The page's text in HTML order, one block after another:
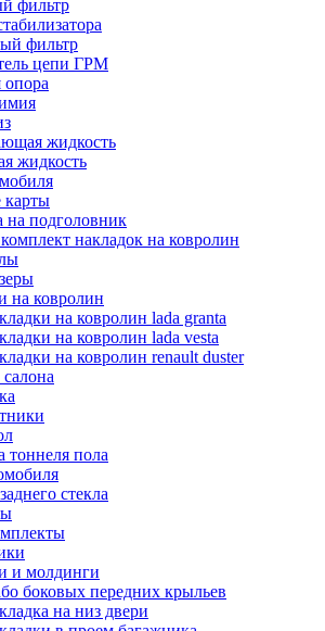
фильтр
фильтр
цепи ГРМ
жидкость
жидкость
карты
подголовник
накладок на ковролин
на ковролин
на ковролин lada granta
на ковролин lada vesta
на ковролин renault duster
тоннеля пола
стекла
и молдинги
боковых передних крыльев
на низ двери